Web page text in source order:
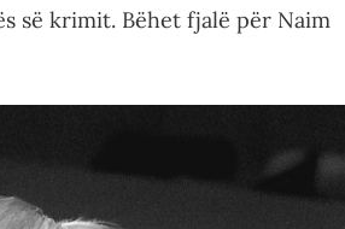
së krimit. Bëhet fjalë për Naim